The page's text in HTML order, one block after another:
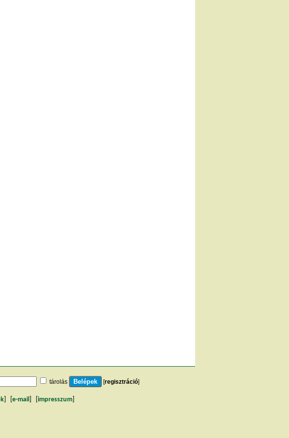
tárolás [regisztráció]
e-mail impresszum